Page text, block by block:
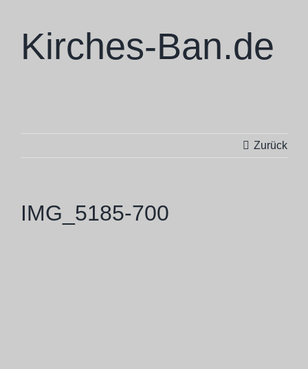
springenKirches-Ban.de
Projekte
Zurück
IMG_5185-700